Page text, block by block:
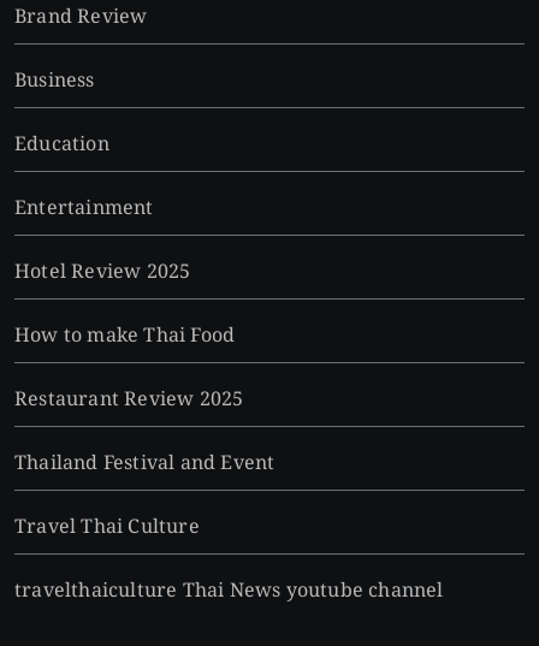
Brand Review
Business
Education
Entertainment
Hotel Review 2025
How to make Thai Food
Restaurant Review 2025
Thailand Festival and Event
Travel Thai Culture
travelthaiculture Thai News youtube channel